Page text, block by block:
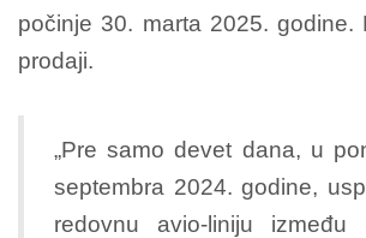
počinje 30. marta 2025. godine.
prodaji.
„Pre samo devet dana, u
septembra 2024. godine,
redovnu avio-liniju između